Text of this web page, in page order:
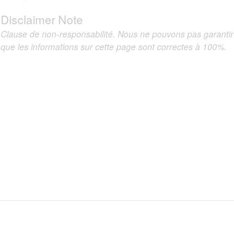
Disclaimer Note
Clause de non-responsabilité. Nous ne pouvons pas garantir
que les informations sur cette page sont correctes à 100%.